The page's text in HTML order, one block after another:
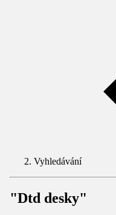
Vyhledávání
"Dtd desky"